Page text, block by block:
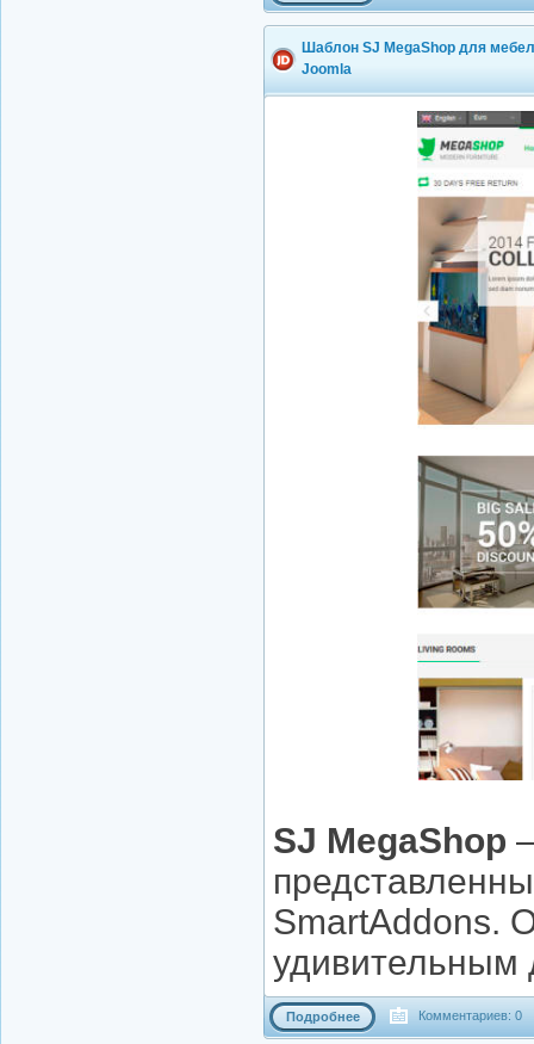
Шаблон SJ MegaShop для
Joomla
SJ MegaShop
SmartAddons.
удивительным
Подробнее Комментариев: 0